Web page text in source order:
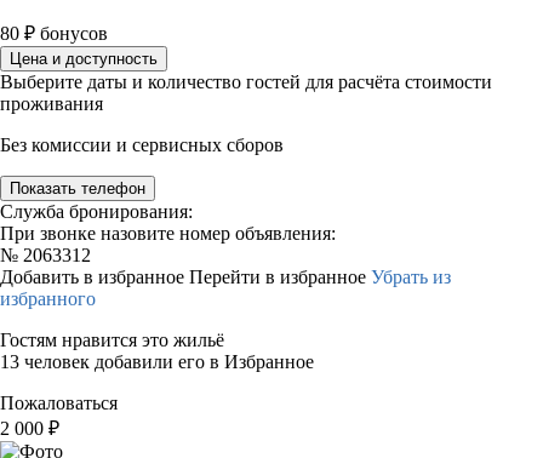
80 ₽ бонусов
Цена и доступность
Выберите даты и количество гостей для расчёта стоимости
проживания
Без комиссии и сервисных сборов
Показать телефон
Служба бронирования:
При звонке назовите номер объявления:
№ 2063312
Добавить в избранное Перейти в избранное Убрать из
избранного
Гостям нравится это жильё
13 человек добавили его в Избранное
Пожаловаться
2 000 ₽